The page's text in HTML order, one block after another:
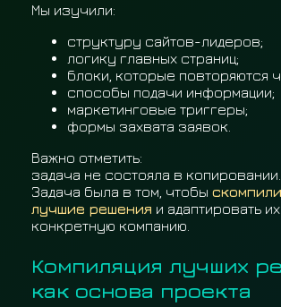
Мы изучили:
структуру сайтов-лидеров;
логику главных страниц;
блоки, которые повторяются
способы подачи информации;
маркетинговые триггеры;
формы захвата заявок.
Важно отметить:
задача не состояла в копировании.
Задача была в том, чтобы
лучшие решения и адаптировать
конкретную компанию.
Компиляция лучших
как основа проекта